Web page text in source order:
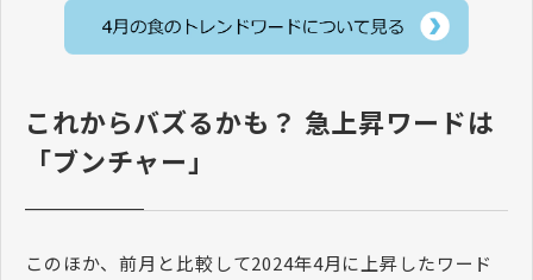
これからバズるかも？ 急上昇ワードは
「ブンチャー」
このほか、前月と比較して2024年4月に上昇したワード